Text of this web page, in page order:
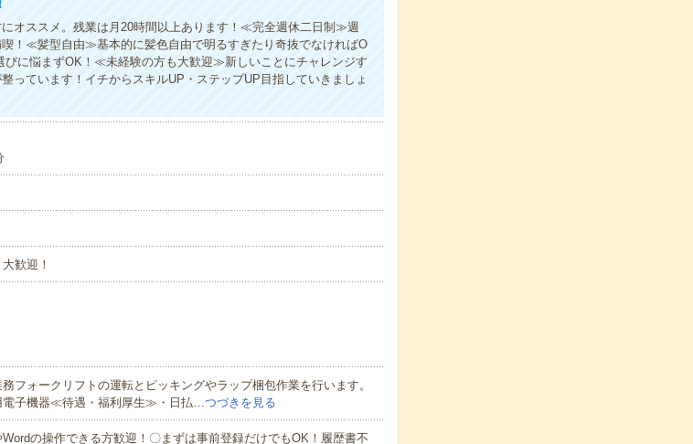
オススメ。残業は月20時間以上あります！≪完全週休二日制≫週
！≪髪型自由≫基本的に髪色自由で明るすぎたり奇抜でなければO
びに悩まずOK！≪未経験の方も大歓迎≫新しいことにチャレンジす
っています！イチからスキルUP・ステップUP目指していきましょ
歓迎！
フォークリフトの運転とピッキングやラップ梱包作業を行います。
電子機器≪待遇・福利厚生≫・日払…つづきを見る
の操作できる方歓迎！〇まずは事前登録だけでもOK！履歴書不